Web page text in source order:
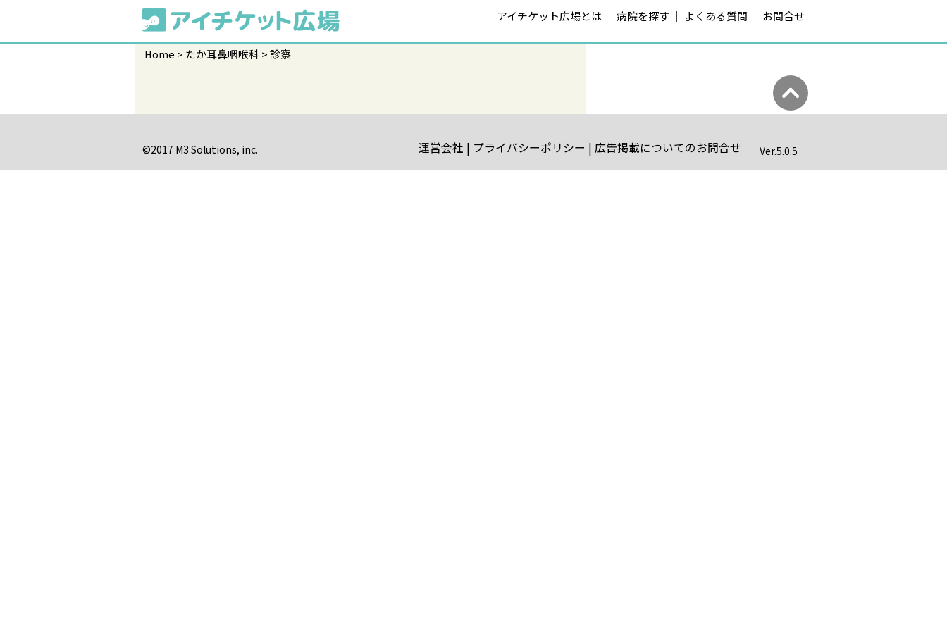
アイチケット広場とは 病院を探す よくある質問 お問合せ
Home たか耳鼻咽喉科 診察
運営会社 プライバシーポリシー 広告掲載についてのお問合せ
©2017 M3 Solutions, inc. Ver.5.0.5